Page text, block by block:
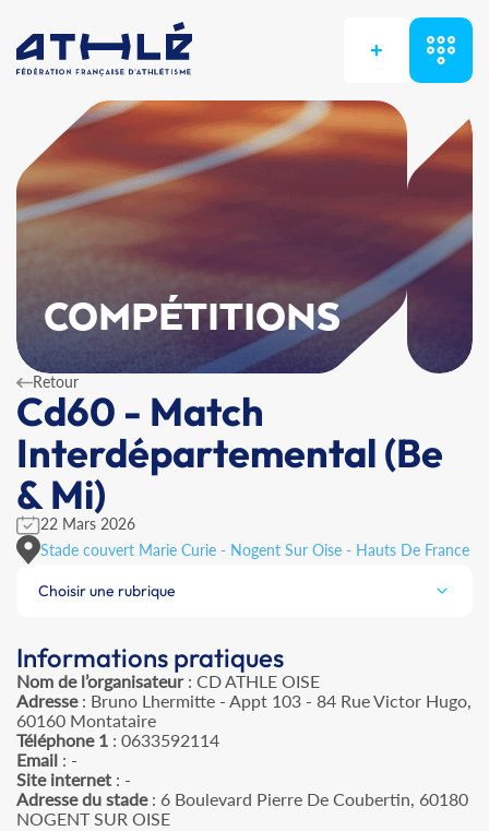
+
COMPÉTITIONS
Retour
Cd60 - Match
Interdépartemental (Be
& Mi)
22 Mars 2026
Stade couvert Marie Curie - Nogent Sur Oise - Hauts De France
Choisir une rubrique
Informations pratiques
Nom de l’organisateur: CD ATHLE OISE
Adresse: Bruno Lhermitte - Appt 103 - 84 Rue Victor Hugo,
60160 Montataire
Téléphone 1 : 0633592114
Email : -
Site internet : -
Adresse du stade: 6 Boulevard Pierre De Coubertin, 60180
NOGENT SUR OISE